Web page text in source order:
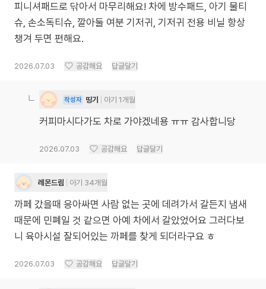
피니셔패드로 닦아서 마무리해요! 차에 방수패드, 아기 물티
슈, 손소독티슈, 깔아둘 여분 기저귀, 기저귀 전용 비닐 항상
챙겨 두면 편해요.
2026.07.03 공감해요 답글달기
작성자 띵기 아기 1개월
커피마시다가도 차로 가야겠네용 ㅠㅠ 감사합니당
2026.07.03 공감해요 답글달기
레몬드림 아기 34개월
까페 갔을때 응아싸면 사람 없는 곳에 데려가서 갈든지 냄새
때문에 민폐일 것 같으면 아예 차에서 갈았었어요 그러다보
니 육아시설 잘되어있는 까페를 찾게 되더라구요 ㅎ
2026.07.03 공감해요 답글달기